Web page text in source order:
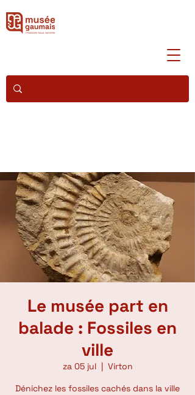
Le musée part en
balade : Fossiles en
ville
za 05 jul
  |
Virton
Dénichez les fossiles cachés dans la ville